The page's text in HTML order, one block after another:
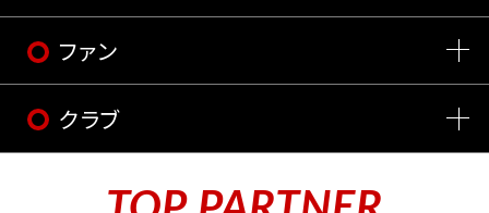
ファン
クラブ